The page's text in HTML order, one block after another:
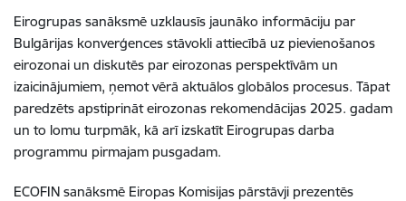
Eirogrupas sanāksmē uzklausīs jaunāko informāciju par
Bulgārijas konverģences stāvokli attiecībā uz pievienošanos
eirozonai un diskutēs par eirozonas perspektīvām un
izaicinājumiem, ņemot vērā aktuālos globālos procesus. Tāpat
paredzēts apstiprināteirozonas rekomendācijas 2025. gadam
un to lomu turpmāk, kā arī izskatīt Eirogrupas darba
programmu pirmajam pusgadam.
ECOFIN sanāksmē Eiropas Komisijas pārstāvji prezentēs